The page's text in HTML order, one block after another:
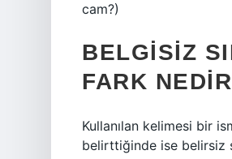
cam?)
BELGISIZ
FARK
Kullanılan kelimesi bir
belirttiğinde ise belirsiz